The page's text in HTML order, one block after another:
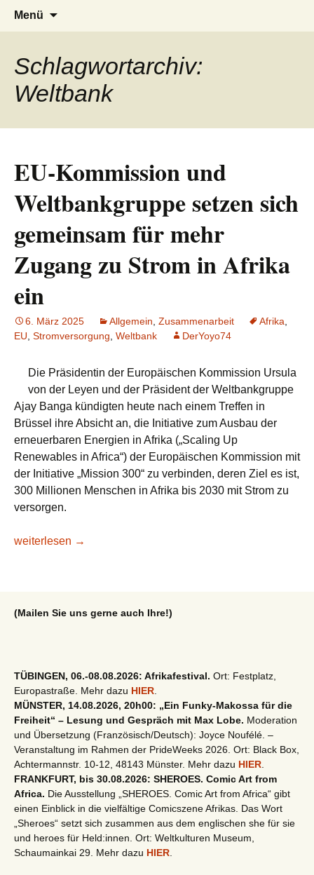
AFRICA live
Seit 1998: Aktuelles aus und mit Bezug
zu Afrika
Menü
Schlagwortarchiv:
Weltbank
EU-Kommission und
Weltbankgruppe setzen sich
gemeinsam für mehr
Zugang zu Strom in Afrika
ein
6. März 2025 Allgemein Zusammenarbeit Afrika
EU Stromversorgung Weltbank DerYoyo74
Die Präsidentin der Europäischen Kommission Ursula
von der Leyen und der Präsident der Weltbankgruppe
Ajay Banga kündigten heute nach einem Treffen in
Brüssel ihre Absicht an, die Initiative zum Ausbau der
erneuerbaren Energien in Afrika („Scaling Up
Renewables in Africa“) der Europäischen Kommission mit
der Initiative „Mission 300“ zu verbinden, deren Ziel es ist,
300 Millionen Menschen in Afrika bis 2030 mit Strom zu
versorgen.
EU-Kommission und Weltbankgruppe setzen sich
weiterlesen →
(Mailen Sie uns gerne auch Ihre!)
TÜBINGEN, 06.-08.08.2026: Afrikafestival. Ort: Festplatz,
Europastraße. Mehr dazu HIER
MÜNSTER, 14.08.2026, 20h00: „Ein Funky-Makossa für die
Freiheit“ – Lesung und Gespräch mit Max Lobe. Moderation
und Übersetzung (Französisch/Deutsch): Joyce Noufélé. –
Veranstaltung im Rahmen der PrideWeeks 2026. Ort: Black Box,
Achtermannstr. 10-12, 48143 Münster. Mehr dazu HIER
FRANKFURT, bis 30.08.2026: SHEROES. Comic Art from
Africa. Die Ausstellung „SHEROES. Comic Art from Africa“ gibt
einen Einblick in die vielfältige Comicszene Afrikas. Das Wort
„Sheroes“ setzt sich zusammen aus dem englischen she für sie
und heroes für Held:innen. Ort: Weltkulturen Museum,
Schaumainkai 29. Mehr dazu HIER